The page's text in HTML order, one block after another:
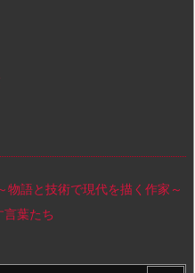
物語と技術で現代を描く作家～
葉たち